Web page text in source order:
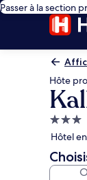
Passer à la section
Hôte
3.0
Hôtel